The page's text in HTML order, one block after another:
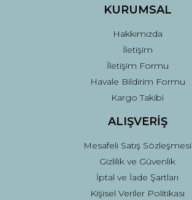
KURUMSAL
Hakkımızda
İletişim
İletişim Formu
Havale Bildirim Formu
Kargo Takibi
ALIŞVERİŞ
Mesafeli Satış Sözleşmesi
Gizlilik ve Güvenlik
İptal ve İade Şartları
Kişisel Veriler Politikası